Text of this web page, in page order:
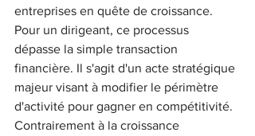
entreprises en quête de croissance.
Pour un dirigeant, ce processus
dépasse la simple transaction
financière. Il s'agit d'un acte stratégique
majeur visant à modifier le périmètre
d'activité pour gagner en compétitivité.
Contrairement à la croissance